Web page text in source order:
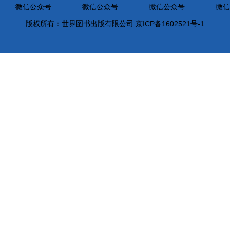
微信公众号
微信公众号
微信公众号
微
版权所有：世界图书出版有限公司 京ICP备1602521号-1